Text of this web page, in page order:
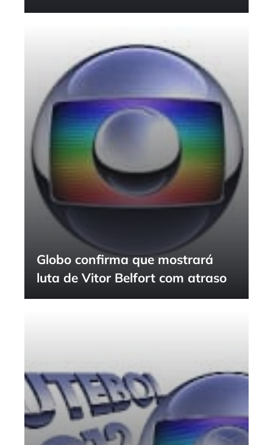
Globo confirma que mostrará
luta de Vitor Belfort com atraso